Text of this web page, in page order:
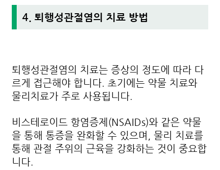
4. 퇴행성관절염의 치료 방법
퇴행성관절염의 치료는 증상의 정도에 따라 다
르게 접근해야 합니다. 초기에는 약물 치료와
물리치료가 주로 사용됩니다.
비스테로이드 항염증제(NSAIDs)와 같은 약물
을 통해 통증을 완화할 수 있으며, 물리 치료를
통해 관절 주위의 근육을 강화하는 것이 중요합
니다.